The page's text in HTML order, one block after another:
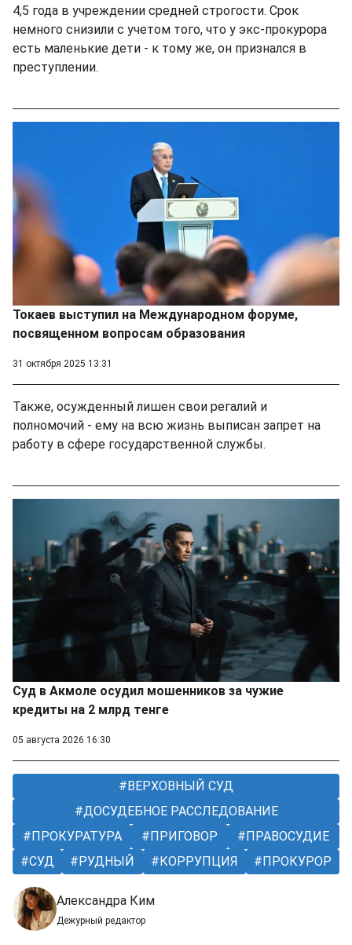
4,5 года в учреждении средней строгости. Срок
немного снизили с учетом того, что у экс-прокурора
есть маленькие дети - к тому же, он признался в
преступлении.
Токаев выступил на Международном форуме,
посвященном вопросам образования
31 октября 2025 13:31
Также, осужденный лишен свои регалий и
полномочий - ему на всю жизнь выписан запрет на
работу в сфере государственной службы.
Суд в Акмоле осудил мошенников за чужие
кредиты на 2 млрд тенге
05 августа 2026 16:30
ВЕРХОВНЫЙ СУД
ДОСУДЕБНОЕ РАССЛЕДОВАНИЕ
ПРОКУРАТУРА
ПРИГОВОР
ПРАВОСУДИЕ
СУД
РУДНЫЙ КОРРУПЦИЯ ПРОКУРОР
Александра Ким
Дежурный редактор